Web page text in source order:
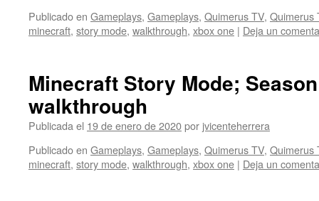
Publicado en Gameplays, Gameplays, Quimerus TV, Quimerus
minecraft, story mode, walkthrough, xbox one | Deja un
Minecraft Story Mode;
walkthrough
Publicada el 19 de enero de 2020por jvicenteherrera
Publicado en Gameplays, Gameplays, Quimerus TV, Quimerus
minecraft, story mode, walkthrough, xbox one | Deja un